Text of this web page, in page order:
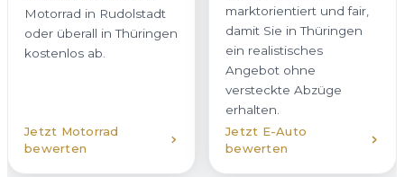
oder überall in Thüringen
kostenlos ab.
bewerten
damit Sie in Thüringen
ein realistisches
Angebot ohne
versteckte Abzüge
erhalten.
Jetzt E-Auto
bewerten